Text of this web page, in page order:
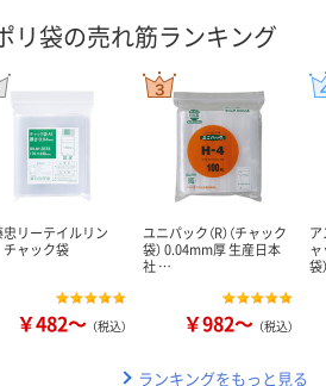
リ袋の売れ筋ランキング
忠リーテイルリン
ャック袋
￥482～ （税込）
ユニパック（R）（チャック
袋） 0.04mm厚 生産日本
社 …
￥982～ （税込）
ャ
ランキングをもっと見る